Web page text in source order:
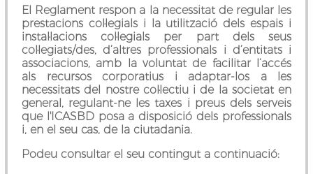
El Reglament respon a la necessitat de regular les
prestacions col·legials i la utilització dels espais i
instal·lacions col·legials per part dels seus
col·legiats/des, d’altres professionals i d’entitats i
associacions, amb la voluntat de facilitar l’accés
als recursos corporatius i adaptar-los a les
necessitats del nostre col·lectiu i de la societat en
general, regulant-ne les taxes i preus dels serveis
que l'ICASBD posa a disposició dels professionals
i, en el seu cas, de la ciutadania.
Podeu consultar el seu contingut a continuació: